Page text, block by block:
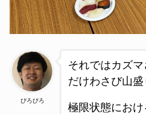
ぴろぴろ
それではカズ
だけわさび山盛
極限状態にお